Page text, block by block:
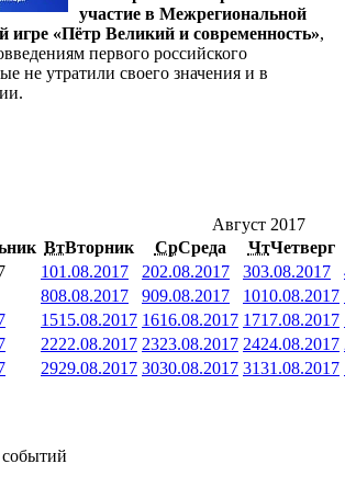
участие в Межрегиональной
игре «Пётр Великий и современность»,
первого российского
не утратили своего значения и в
Август 2017
ВтВторник СрСреда ЧтЧетверг
101.08.2017 202.08.2017 303.08.2017
808.08.2017 909.08.2017 1010.08.2017
1515.08.2017 1616.08.2017 1717.08.2017
2222.08.2017 2323.08.2017 2424.08.2017
2929.08.2017 3030.08.2017 3131.08.2017